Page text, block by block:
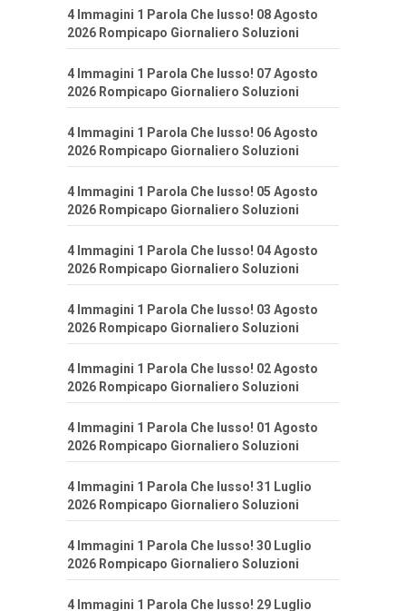
4 Immagini 1 Parola Che lusso! 08 Agosto
2026 Rompicapo Giornaliero Soluzioni
4 Immagini 1 Parola Che lusso! 07 Agosto
2026 Rompicapo Giornaliero Soluzioni
4 Immagini 1 Parola Che lusso! 06 Agosto
2026 Rompicapo Giornaliero Soluzioni
4 Immagini 1 Parola Che lusso! 05 Agosto
2026 Rompicapo Giornaliero Soluzioni
4 Immagini 1 Parola Che lusso! 04 Agosto
2026 Rompicapo Giornaliero Soluzioni
4 Immagini 1 Parola Che lusso! 03 Agosto
2026 Rompicapo Giornaliero Soluzioni
4 Immagini 1 Parola Che lusso! 02 Agosto
2026 Rompicapo Giornaliero Soluzioni
4 Immagini 1 Parola Che lusso! 01 Agosto
2026 Rompicapo Giornaliero Soluzioni
4 Immagini 1 Parola Che lusso! 31 Luglio
2026 Rompicapo Giornaliero Soluzioni
4 Immagini 1 Parola Che lusso! 30 Luglio
2026 Rompicapo Giornaliero Soluzioni
4 Immagini 1 Parola Che lusso! 29 Luglio